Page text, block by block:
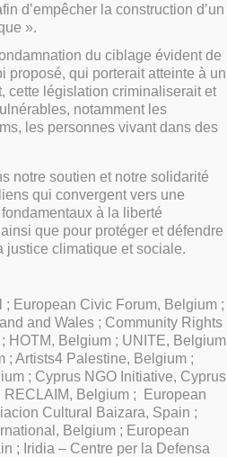
d’empêcher la construction d’un
».
du ciblage évident de
proposé, qui porterait atteinte à un
cette législation criminaliserait et
notamment les
les personnes vivant dans des
notre soutien et notre solidarité
qui convergent vers une
à la liberté
que pour protéger et défendre
justice climatique et sociale.
European Civic Forum, Belgium ;
and Wales ; Community Rights
HOTM, Belgium ; UNITE, Belgium
; Artists4 Palestine, Belgium ;
; Cyprus NGO Initiative, Cyprus
RECLAIM, Belgium ; European
Cultural Baizara, Spain ;
Belgium ; European
; Iridia – Centre per la Defensa